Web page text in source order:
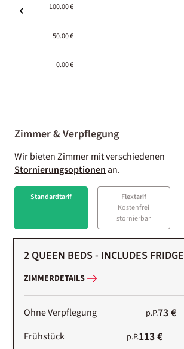
100.00 €
50.00 €
0.00 €
01-02
Zimmer & Verpflegung
Wir bieten Zimmer mit verschiedenen
Stornierungsoptionenan.
Standardtarif
Flextarif
Kostenfrei
stornierbar
2 QUEEN BEDS - INCLUDES FRIDGE
ZIMMERDETAILS
Ohne Verpflegung p.P.73 €
Frühstück p.P.113 €